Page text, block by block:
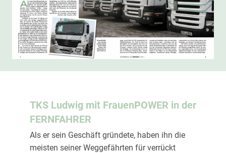
TKS Ludwig mit FrauenPOWER in der
FERNFAHRER
Als er sein Geschäft gründete, haben ihn die
meisten seiner Weggefährten für verrückt